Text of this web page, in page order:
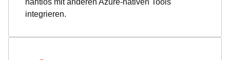
nahtlos mit anderen Azure-nativen Tools
integrieren.